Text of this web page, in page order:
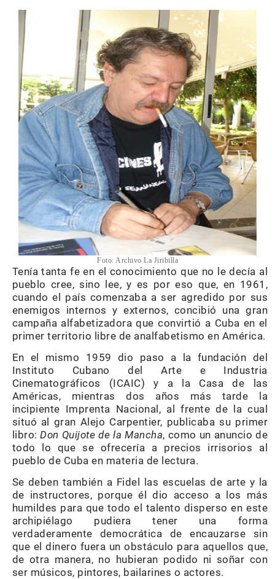
Foto: Archivo La Jiribilla
Tenía tanta fe en el conocimiento que no le decía al
pueblo cree, sino lee, y es por eso que, en 1961,
cuando el país comenzaba a ser agredido por sus
enemigos internos y externos, concibió una gran
campaña alfabetizadora que convirtió a Cuba en el
primer territorio libre de analfabetismo en América.
En el mismo 1959 dio paso a la fundación del
Instituto Cubano del Arte e Industria
Cinematográficos (ICAIC) y a la Casa de las
Américas, mientras dos años más tarde la
incipiente Imprenta Nacional, al frente de la cual
situó al gran Alejo Carpentier, publicaba su primer
libro:Don Quijote de la Mancha, como un anuncio de
todo lo que se ofrecería a precios irrisorios al
pueblo de Cuba en materia de lectura.
Se deben también a Fidel las escuelas de arte y la
de instructores, porque él dio acceso a los más
humildes para que todo el talento disperso en este
archipiélago pudiera tener una forma
verdaderamente democrática de encauzarse sin
que el dinero fuera un obstáculo para aquellos que,
de otra manera, no hubieran podido ni soñar con
ser músicos, pintores, bailarines o actores.